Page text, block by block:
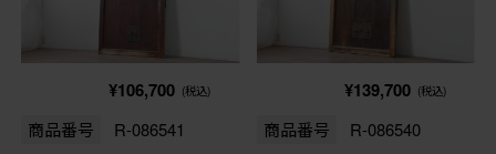
¥106,700 (税込)
商品番号 R-086541
¥139,700 (税込)
商品番号 R-086540